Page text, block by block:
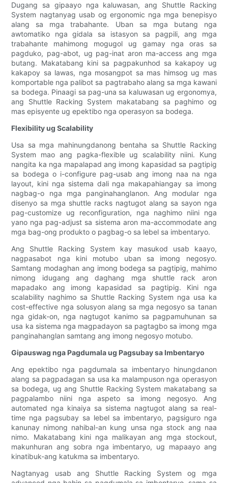
Dugang sa gipaayo nga kaluwasan, ang Shuttle Racking
System nagtanyag usab og ergonomic nga mga benepisyo
alang sa mga trabahante. Uban sa mga butang nga
awtomatiko nga gidala sa istasyon sa pagpili, ang mga
trabahante mahimong mogugol ug gamay nga oras sa
pagduko, pag-abot, ug pag-inat aron ma-access ang mga
butang. Makatabang kini sa pagpakunhod sa kakapoy ug
kakapoy sa lawas, nga mosangpot sa mas himsog ug mas
komportable nga palibot sa pagtrabaho alang sa mga kawani
sa bodega. Pinaagi sa pag-una sa kaluwasan ug ergonomya,
ang Shuttle Racking System makatabang sa paghimo og
mas episyente ug epektibo nga operasyon sa bodega.
Flexibility ug Scalability
Usa sa mga mahinungdanong bentaha sa Shuttle Racking
System mao ang pagka-flexible ug scalability niini. Kung
nangita ka nga mapalapad ang imong kapasidad sa pagtipig
sa bodega o i-configure pag-usab ang imong naa na nga
layout, kini nga sistema dali nga makapahiangay sa imong
nagbag-o nga mga panginahanglanon. Ang modular nga
disenyo sa mga shuttle racks nagtugot alang sa sayon nga
pag-customize ug reconfiguration, nga naghimo niini nga
yano nga pag-adjust sa sistema aron ma-accommodate ang
mga bag-ong produkto o pagbag-o sa lebel sa imbentaryo.
Ang Shuttle Racking System kay masukod usab kaayo,
nagpasabot nga kini motubo uban sa imong negosyo.
Samtang modaghan ang imong bodega sa pagtipig, mahimo
nimong idugang ang daghang mga shuttle rack aron
mapadako ang imong kapasidad sa pagtipig. Kini nga
scalability naghimo sa Shuttle Racking System nga usa ka
cost-effective nga solusyon alang sa mga negosyo sa tanan
nga gidak-on, nga nagtugot kanimo sa pagpamuhunan sa
usa ka sistema nga magpadayon sa pagtagbo sa imong mga
panginahanglan samtang ang imong negosyo motubo.
Gipauswag nga Pagdumala ug Pagsubay sa Imbentaryo
Ang epektibo nga pagdumala sa imbentaryo hinungdanon
alang sa pagpadagan sa usa ka malampuson nga operasyon
sa bodega, ug ang Shuttle Racking System makatabang sa
pagpalambo niini nga aspeto sa imong negosyo. Ang
automated nga kinaiya sa sistema nagtugot alang sa real-
time nga pagsubay sa lebel sa imbentaryo, pagsiguro nga
kanunay nimong nahibal-an kung unsa nga stock ang naa
nimo. Makatabang kini nga malikayan ang mga stockout,
makunhuran ang sobra nga imbentaryo, ug mapaayo ang
kinatibuk-ang katukma sa imbentaryo.
Nagtanyag usab ang Shuttle Racking System og mga